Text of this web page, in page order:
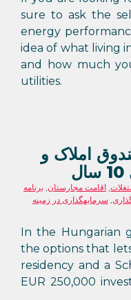
sure to ask the
energy
idea of what living
and how much
utilities.
املاک و
, اقامت مجارستان, برنامه
, سرمایهگذاری در زمینه
In the Hungarian
the options that
residency and a
EUR 250,000